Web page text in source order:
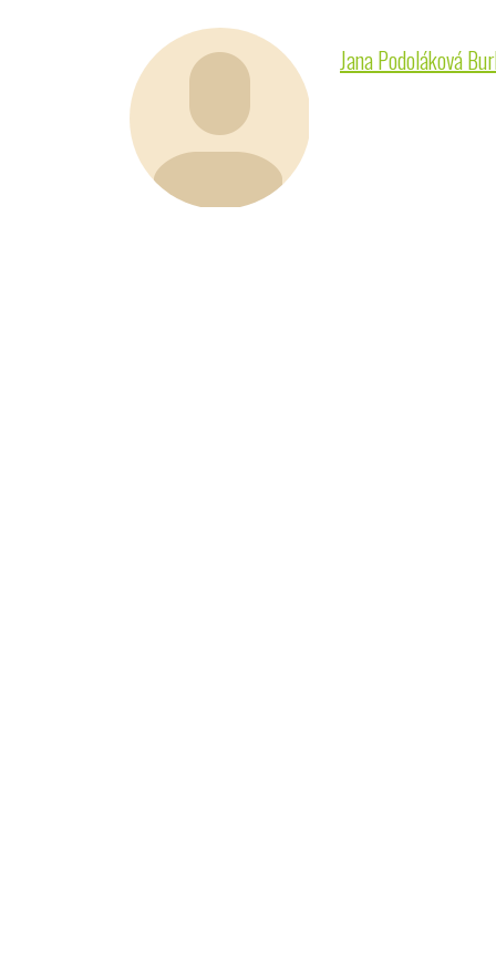
Jana Podoláková